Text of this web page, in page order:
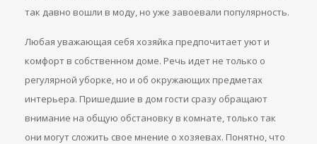
так давно вошли в моду, но уже завоевали популярность.
Любая уважающая себя хозяйка предпочитает уют и
комфорт в собственном доме. Речь идет не только о
регулярной уборке, но и об окружающих предметах
интерьера. Пришедшие в дом гости сразу обращают
внимание на общую обстановку в комнате, только так
они могут сложить свое мнение о хозяевах. Понятно, что